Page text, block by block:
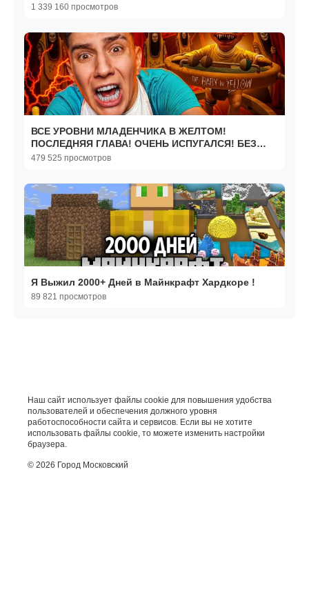
КОТЁНОК ЛАЙК
1 339 160 просмотров
ВСЕ УРОВНИ МЛАДЕНЧИКА В ЖЕЛТОМ!
ПОСЛЕДНЯЯ ГЛАВА! ОЧЕНЬ ИСПУГАЛСЯ! БЕЗ
ПАУЗ!
479 525 просмотров
Я Выжил 2000+ Дней в Майнкрафт Хардкоре !
89 821 просмотров
Наш сайт использует файлы cookie для повышения удобства
пользователей и обеспечения должного уровня
работоспособности сайта и сервисов. Если вы не хотите
использовать файлы cookie, то можете изменить настройки
браузера.
© 2026 Город Московский